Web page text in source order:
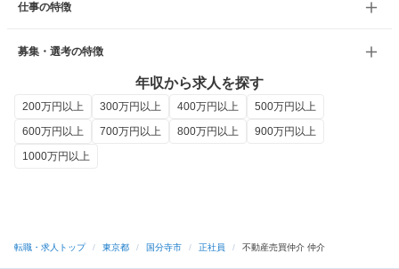
仕事の特徴
募集・選考の特徴
年収から求人を探す
200万円以上 300万円以上 400万円以上
500万円以上
600万円以上
700万円以上 800万円以上
900万円以上
1000万円以上
転職・求人トップ / 東京都 / 国分寺市 / 正社員 / 不動産売買仲介 仲介